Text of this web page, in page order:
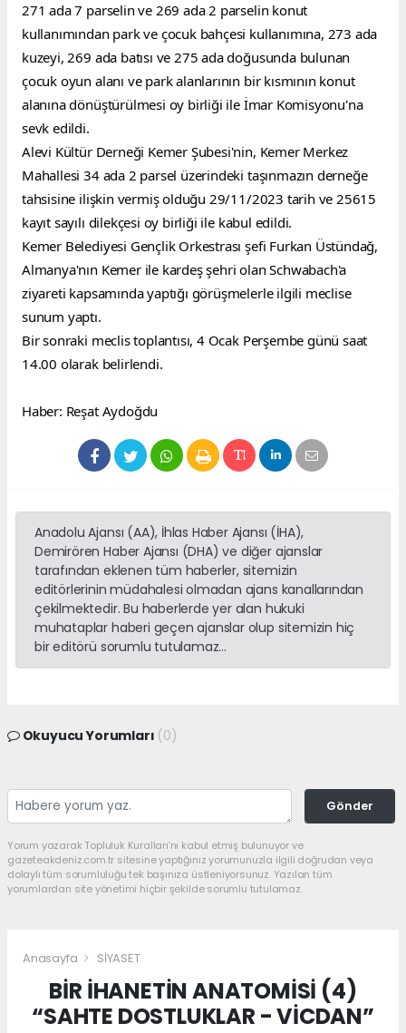
271 ada 7 parselin ve 269 ada 2 parselin konut
kullanımından park ve çocuk bahçesi kullanımına, 273 ada
kuzeyi, 269 ada batısı ve 275 ada doğusunda bulunan
çocuk oyun alanı ve park alanlarının bir kısmının konut
alanına dönüştürülmesi oy birliği ile İmar Komisyonu'na
sevk edildi.
Alevi Kültür Derneği Kemer Şubesi'nin, Kemer Merkez
Mahallesi 34 ada 2 parsel üzerindeki taşınmazın derneğe
tahsisine ilişkin vermiş olduğu 29/11/2023 tarih ve 25615
kayıt sayılı dilekçesi oy birliği ile kabul edildi.
Kemer Belediyesi Gençlik Orkestrası şefi Furkan Üstündağ,
Almanya'nın Kemer ile kardeş şehri olan Schwabach'a
ziyareti kapsamında yaptığı görüşmelerle ilgili meclise
sunum yaptı.
Bir sonraki meclis toplantısı, 4 Ocak Perşembe günü saat
14.00 olarak belirlendi.
Haber: Reşat Aydoğdu
Anadolu Ajansı (AA), İhlas Haber Ajansı (İHA),
Demirören Haber Ajansı (DHA) ve diğer ajanslar
tarafından eklenen tüm haberler, sitemizin
editörlerinin müdahalesi olmadan ajans kanallarından
çekilmektedir. Bu haberlerde yer alan hukuki
muhataplar haberi geçen ajanslar olup sitemizin hiç
bir editörü sorumlu tutulamaz...
Okuyucu Yorumları (0)
Gönder
Yorum yazarak Topluluk Kuralları’nı kabul etmiş bulunuyor ve
gazeteakdeniz.com.tr sitesine yaptığınız yorumunuzla ilgili doğrudan veya
dolaylı tüm sorumluluğu tek başınıza üstleniyorsunuz. Yazılan tüm
yorumlardan site yönetimi hiçbir şekilde sorumlu tutulamaz.
Anasayfa SİYASET
BİR İHANETİN ANATOMİSİ (4)
“SAHTE DOSTLUKLAR - VİCDAN”